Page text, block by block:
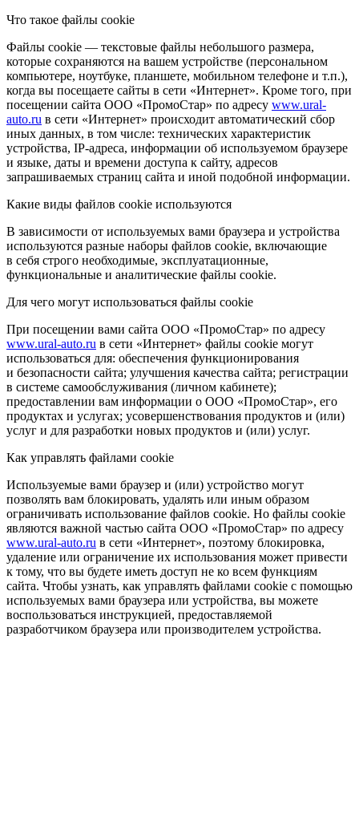
Что такое файлы cookie
Файлы cookie — текстовые файлы небольшого размера,
которые сохраняются на вашем устройстве (персональном
компьютере, ноутбуке, планшете, мобильном телефоне и т.п.),
когда вы посещаете сайты в сети «Интернет». Кроме того, при
посещении сайта ООО «ПромоСтар» по адресу www.ural-
auto.ru в сети «Интернет» происходит автоматический сбор
иных данных, в том числе: технических характеристик
устройства, IP-адреса, информации об используемом браузере
и языке, даты и времени доступа к сайту, адресов
запрашиваемых страниц сайта и иной подобной информации.
Какие виды файлов cookie используются
В зависимости от используемых вами браузера и устройства
используются разные наборы файлов cookie, включающие
в себя строго необходимые, эксплуатационные,
функциональные и аналитические файлы cookie.
Для чего могут использоваться файлы cookie
При посещении вами сайта ООО «ПромоСтар» по адресу
www.ural-auto.ru в сети «Интернет» файлы cookie могут
использоваться для: обеспечения функционирования
и безопасности сайта; улучшения качества сайта; регистрации
в системе самообслуживания (личном кабинете);
предоставлении вам информации о ООО «ПромоСтар», его
продуктах и услугах; усовершенствования продуктов и (или)
услуг и для разработки новых продуктов и (или) услуг.
Как управлять файлами cookie
Используемые вами браузер и (или) устройство могут
позволять вам блокировать, удалять или иным образом
ограничивать использование файлов cookie. Но файлы cookie
являются важной частью сайта ООО «ПромоСтар» по адресу
www.ural-auto.ru в сети «Интернет», поэтому блокировка,
удаление или ограничение их использования может привести
к тому, что вы будете иметь доступ не ко всем функциям
сайта. Чтобы узнать, как управлять файлами cookie с помощью
используемых вами браузера или устройства, вы можете
воспользоваться инструкцией, предоставляемой
разработчиком браузера или производителем устройства.